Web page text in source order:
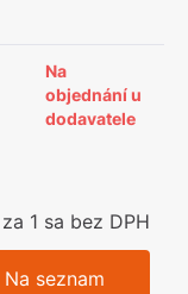
Na
objednání u
dodavatele
za 1 sa bez DPH
Na seznam